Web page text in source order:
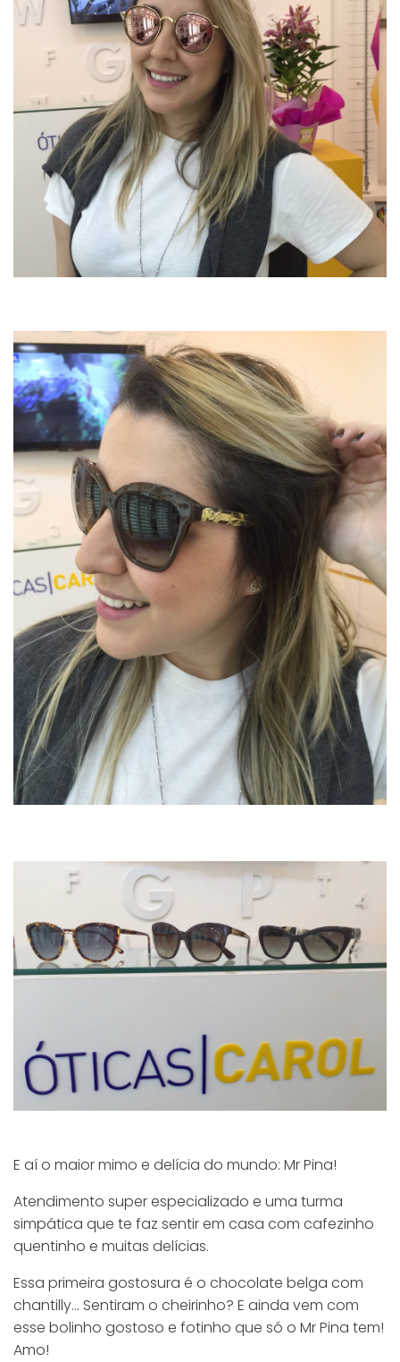
E aí o maior mimo e delícia do mundo: Mr Pina!
Atendimento super especializado e uma turma
simpática que te faz sentir em casa com cafezinho
quentinho e muitas delícias.
Essa primeira gostosura é o chocolate belga com
chantilly… Sentiram o cheirinho? E ainda vem com
esse bolinho gostoso e fotinho que só o Mr Pina tem!
Amo!